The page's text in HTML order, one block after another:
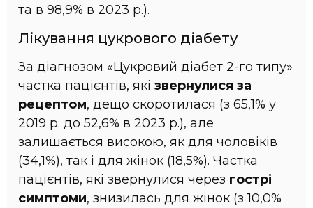
та в 98,9% в 2023 р.).
Лікування цукрового діабету
За діагнозом «Цукровий діабет 2-го типу»
частка пацієнтів, які звернулися за
рецептом, дещо скоротилася (з 65,1% у
2019 р. до 52,6% в 2023 р.), але
залишається високою, як для чоловіків
(34,1%), так і для жінок (18,5%). Частка
пацієнтів, які звернулися через гострі
симптоми, знизилась для жінок (з 10,0%